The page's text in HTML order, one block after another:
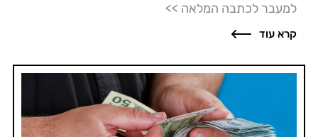
למעבר לכתבה המלאה >>
קרא עוד